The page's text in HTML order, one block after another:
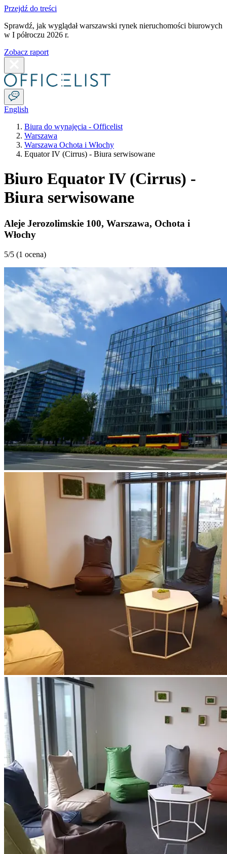
Przejdź do treści
Sprawdź, jak wyglądał warszawski rynek nieruchomości biurowych
w I półroczu 2026 r.
Zobacz raport
English
Biura do wynajęcia - Officelist
Warszawa
Warszawa Ochota i Włochy
Equator IV (Cirrus) - Biura serwisowane
Biuro Equator IV (Cirrus) -
Biura serwisowane
Aleje Jerozolimskie 100, Warszawa, Ochota i
Włochy
5/5 (1 ocena)